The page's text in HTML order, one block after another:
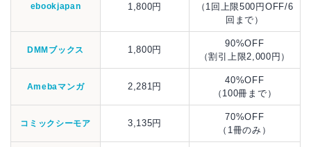
ebookjapan 1,800円
（1回上限500円OFF/6
回まで）
DMMブックス 1,800円
90%OFF
（割引上限2,000円）
Amebaマンガ 2,281円
40%OFF
（100冊まで）
コミックシーモア 3,135円
70%OFF
（1冊のみ）